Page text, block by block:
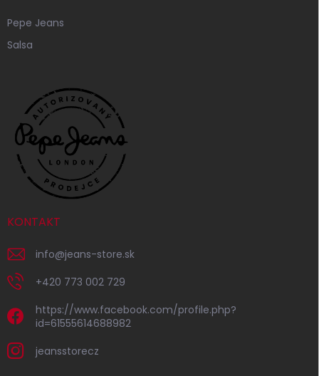
Pepe Jeans
Salsa
KONTAKT
info@jeans-store.sk
+420 773 002 729
https://www.facebook.com/profile.php?
id=61555614688982
jeansstorecz